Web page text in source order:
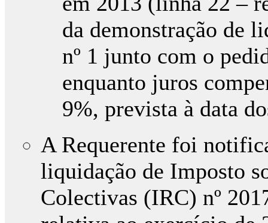
da demonstração de
nº 1 junto com o
enquanto juros
9%, prevista à data
A Requerente foi
liquidação de Imposto
Colectivas (IRC) nº